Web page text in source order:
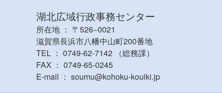
湖北広域行政事務センター
所在地 ： 〒526−0021
滋賀県長浜市八幡中山町200番地
TEL ： 0749-62-7142 （総務課）
FAX ： 0749-65-0245
E-mail ： soumu@kohoku-kouiki.jp